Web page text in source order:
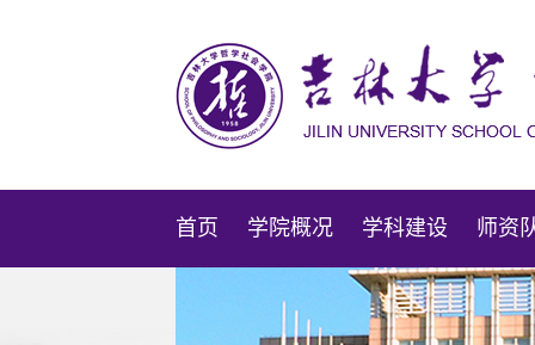
首页 学院概况 学科建设 师资